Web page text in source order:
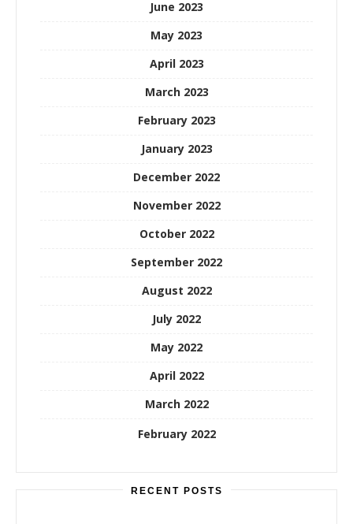
June 2023
May 2023
April 2023
March 2023
February 2023
January 2023
December 2022
November 2022
October 2022
September 2022
August 2022
July 2022
May 2022
April 2022
March 2022
February 2022
RECENT POSTS